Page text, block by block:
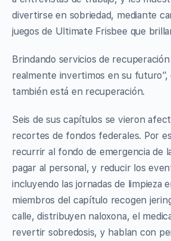
divertirse en sobriedad, mediante
juegos de Ultimate Frisbee que
Brindando servicios de
realmente invertimos en su futuro”,
también está en recuperación.
Seis de sus capítulos se vieron
recortes de fondos federales. Por
recurrir al fondo de emergencia de
pagar al personal, y reducir los
incluyendo las jornadas de limpieza
miembros del capítulo recogen
calle, distribuyen naloxona, el
revertir sobredosis, y hablan con